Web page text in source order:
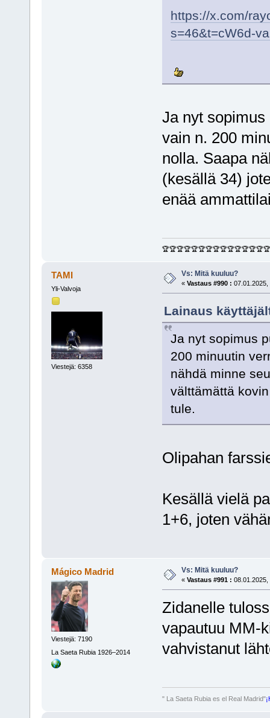
https://x.com/
s=46&t=cW6d-
Ja nyt
vain n. 200
nolla. Saapa
(kesällä 34)
enää
🏆🏆🏆🏆🏆🏆🏆🏆🏆🏆🏆🏆🏆🏆🏆
TAMI
Yli-Valvoja
Viestejä: 6358
Vs: Mitä kuuluu?
« Vastaus #990 : 07.01.2025,
Lainaus
Ja nyt sopimus
200 minuutin
nähdä minne
välttämättä
tule.
Olipahan
Kesällä vielä
1+6, joten
Mágico Madrid
Viestejä: 7190
La Saeta Rubia 1926–2014
Vs: Mitä kuuluu?
« Vastaus #991 : 08.01.2025,
Zidanelle
vapautuu MM-
vahvistanut
" La Saeta Rubia es el Real Madrid"